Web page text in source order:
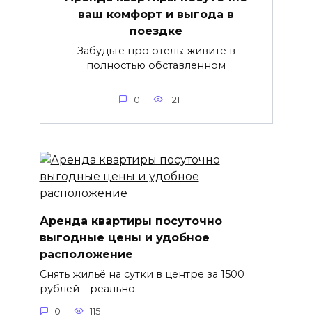
ваш комфорт и выгода в
поездке
Забудьте про отель: живите в
полностью обставленном
0 121
Аренда квартиры посуточно
выгодные цены и удобное
расположение
Снять жильё на сутки в центре за 1500
рублей – реально.
0 115